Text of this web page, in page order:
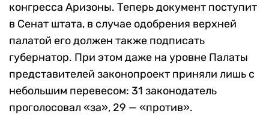
конгресса Аризоны. Теперь документ поступит
в Сенат штата, в случае одобрения верхней
палатой его должен также подписать
губернатор. При этом даже на уровне Палаты
представителей законопроект приняли лишь с
небольшим перевесом: 31 законодатель
проголосовал «за», 29 — «против».